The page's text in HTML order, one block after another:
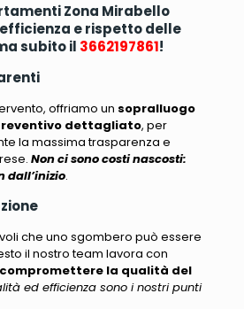
Zona Mirabello
e rispetto delle
subito il 3662197861!
offriamo un sopralluogo
dettagliato, per
la massima trasparenza e
Non ci sono costi nascosti:
dall’inizio.
che uno sgombero può essere
il nostro team lavora con
la qualità del
ed efficienza sono i nostri punti